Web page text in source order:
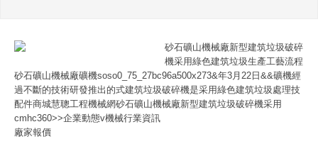
砂石礦山機械廠新型建筑垃圾破碎
機采用綠色建筑垃圾生產工藝流程
砂石礦山機械廠礦機soso0_75_27bc96a500x273&年3月22日&&礦機經
過不斷的技術研發推出的式建筑垃圾破碎機是采用綠色建筑垃圾處理技
配件商城慧聰工程機械網砂石礦山機械廠新型建筑垃圾破碎機采用
cmhc360>>企業動態v機械行業資訊
廠家報價